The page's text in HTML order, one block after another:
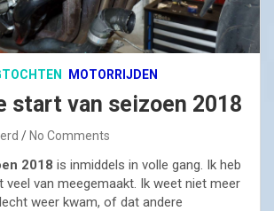
MOTORRIJDEN
start van seizoen 2018
No Comments
2018 is inmiddels in volle gang. Ik heb
veel van meegemaakt. Ik weet niet meer
weer kwam, of dat andere